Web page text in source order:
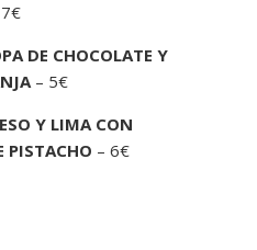
7€
DE CHOCOLATE Y
– 5€
Y LIMA CON
PISTACHO – 6€